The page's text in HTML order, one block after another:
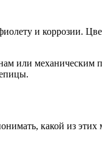
и коррозии.
или
какой из